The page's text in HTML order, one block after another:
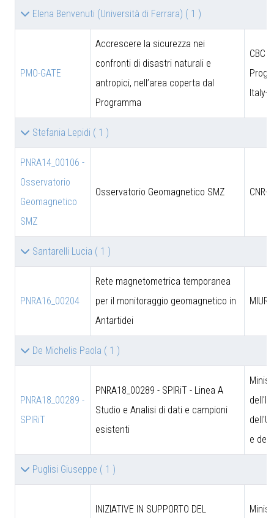
Elena Benvenuti (Università di Ferrara) ( 1 )
PMO-GATE
Accrescere la sicurezza nei
confronti di disastri naturali e
antropici, nell’area coperta dal
Programma
CBC
Italy-
Stefania Lepidi ( 1 )
PNRA14_00106 -
Osservatorio
Geomagnetico
SMZ
Osservatorio Geomagnetico SMZ CNR-
Santarelli Lucia ( 1 )
PNRA16_00204
Rete magnetometrica temporanea
per il monitoraggio geomagnetico in
Antartidei
MIUR
De Michelis Paola ( 1 )
PNRA18_00289 -
SPIRiT
PNRA18_00289 - SPIRiT - Linea A
Studio e Analisi di dati e campioni
esistenti
e
Puglisi Giuseppe ( 1 )
INIZIATIVE IN SUPPORTO DEL